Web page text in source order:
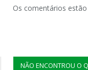
Os comentários
NÃO ENCONTROU O